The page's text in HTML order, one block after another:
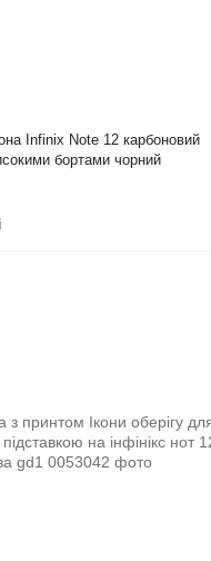
Infinix Note 12 карбоновий
бортами чорний